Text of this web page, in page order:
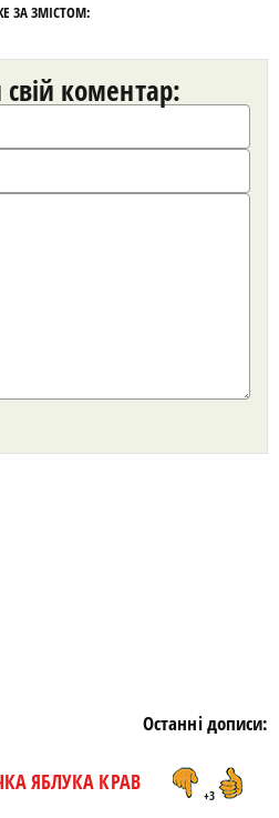
ЗА ЗМІСТОМ:
коментар:
Останні дописи:
ЯБЛУКА КРАВ
+3